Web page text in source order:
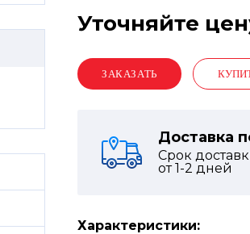
Уточняйте
Доставка
Срок
от1-2 дней
Характеристики: